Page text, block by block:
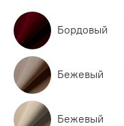
Бордовый
Бежевый
Бежевый